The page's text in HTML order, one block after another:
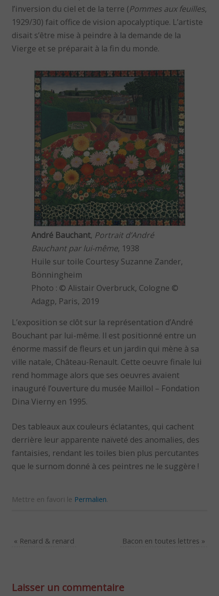
l’inversion du ciel et de la terre (Pommes aux feuilles,
1929/30) fait office de vision apocalyptique. L’artiste
disait s’être mise à peindre à la demande de la
Vierge et se préparait à la fin du monde.
André Bauchant, Portrait d’André
Bauchant par lui-même, 1938
Huile sur toile Courtesy Suzanne Zander,
Bönningheim
Photo : © Alistair Overbruck, Cologne ©
Adagp, Paris, 2019
L’exposition se clôt sur la représentation d’André
Bouchant par lui-même. Il est positionné entre un
énorme massif de fleurs et un jardin qui mène à sa
ville natale, Château-Renault. Cette oeuvre finale lui
rend hommage alors que ses oeuvres avaient
inauguré l’ouverture du musée Maillol – Fondation
Dina Vierny en 1995.
Des tableaux aux couleurs éclatantes, qui cachent
derrière leur apparente naïveté des anomalies, des
fantaisies, rendant les toiles bien plus percutantes
que le surnom donné à ces peintres ne le suggère !
Mettre en favori le Permalien
« Renard & renard Bacon en toutes lettres »
Laisser un commentaire